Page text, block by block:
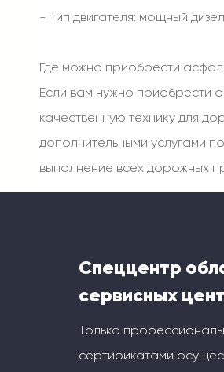
- Тип двигателя: мощный
Где можно приобрести
Если вам нужно приобрести
качественную технику для
дополнительными услугами
выполнение всех дорожных
Спеццентр
сервисных
Только
сертификатами